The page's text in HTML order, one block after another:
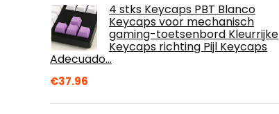
4 stks Keycaps PBT Blanco
Keycaps voor mechanisch
gaming-toetsenbord Kleurrijke
Keycaps richting Pijl Keycaps
Adecuado…
€37.96